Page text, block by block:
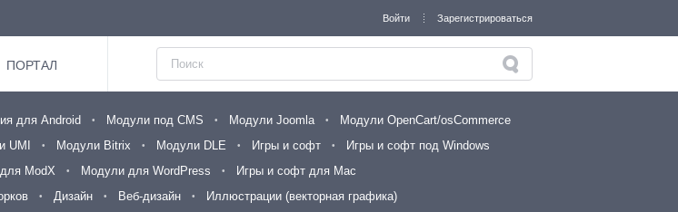
Зарегистрироваться
Войти
ПОРТАЛ
для Android Модули под CMS Модули Joomla
Модули OpenCart/osCommerce
UMI Модули Bitrix Модули DLE Игры и софт
Игры и софт под Windows
ModX Модули для WordPress
Игры и софт для Mac
Дизайн Веб-дизайн Иллюстрации (векторная графика)